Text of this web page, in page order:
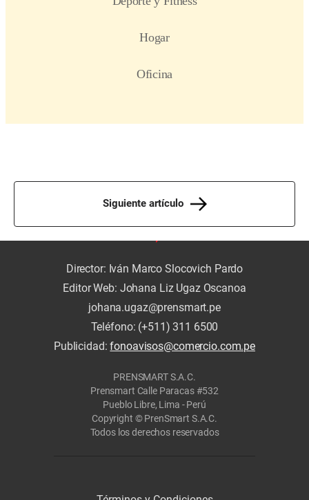
Siguiente artículo
Director: Iván Marco Slocovich Pardo
Editor Web: Johana Liz Ugaz Oscanoa
johana.ugaz@prensmart.pe
Teléfono: (+511) 311 6500
Publicidad:fonoavisos@comercio.com.pe
PRENSMART S.A.C.
Prensmart Calle Paracas #532
Pueblo Libre, Lima - Perú
Copyright © PrenSmart S.A.C.
Todos los derechos reservados